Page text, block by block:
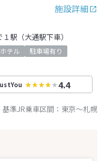
施設詳細
駅（大通駅下車）
ホテル
駐車場有り
4.4
基準JR乗車区間： 東京～札幌